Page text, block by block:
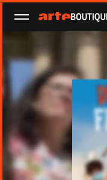
Ouvrir le menu